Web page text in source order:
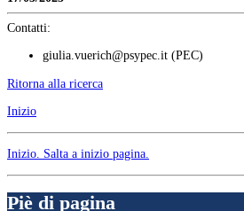
Contatti:
giulia.vuerich@psypec.it (PEC)
Ritorna alla ricerca
Inizio
Inizio. Salta a inizio pagina.
Piè di pagina